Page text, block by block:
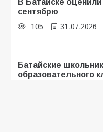
сентябрю
105 31.07.2026
Батайские
образовательного